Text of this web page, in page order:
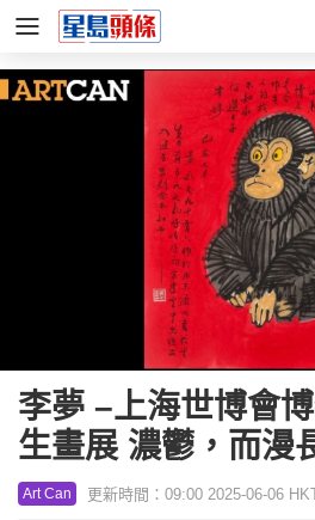
李夢 –上海世博會
生畫展 濃鬱，而漫
Art Can 更新時間：09:00 2025-06-06